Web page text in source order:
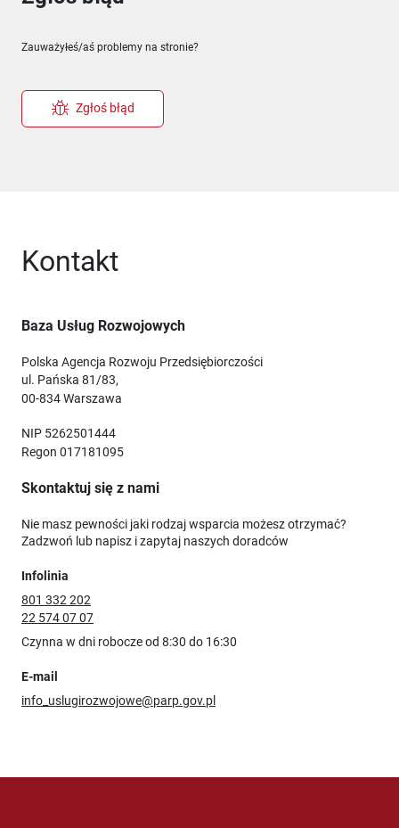
Zauważyłeś/aś problemy na stronie?
Zgłoś błąd
Kontakt
Baza Usług Rozwojowych
Polska Agencja Rozwoju Przedsiębiorczości
ul. Pańska 81/83,
00-834 Warszawa
NIP 5262501444
Regon 017181095
Skontaktuj się z nami
Nie masz pewności jaki rodzaj wsparcia możesz otrzymać?
Zadzwoń lub napisz i zapytaj naszych doradców
Infolinia
801 332 202
22 574 07 07
Czynna w dni robocze od 8:30 do 16:30
E-mail
info_uslugirozwojowe@parp.gov.pl